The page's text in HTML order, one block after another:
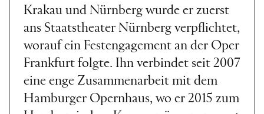
Krakau und Nürnberg wurde er zuerst
ans Staatstheater Nürnberg verpflichtet,
worauf ein Festengagement an der Oper
Frankfurt folgte. Ihn verbindet seit 2007
eine enge Zusammenarbeit mit dem
Hamburger Opernhaus, wo er 2015 zum